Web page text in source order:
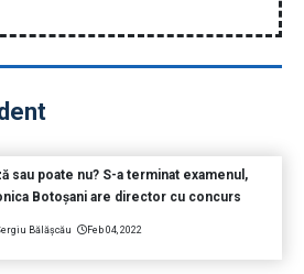
sau poate nu? S-a terminat examenul,
Botoșani are director cu concurs
Bălășcău Feb 04, 2022